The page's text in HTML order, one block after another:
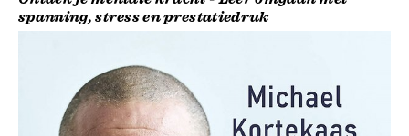
spanning, stress en prestatiedruk